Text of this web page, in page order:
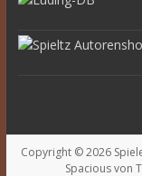
Copyright © 2026
Spaciousvon